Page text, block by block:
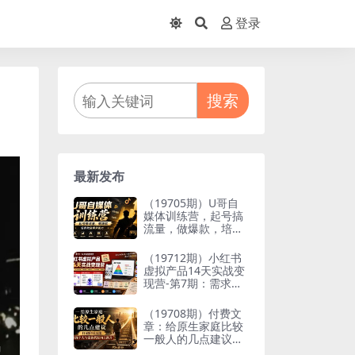
登录
搜索
最新发布
（19705期）U哥自
媒体训练营，起号搞
流量，做爆款，培养
（19712期）小红书
虚拟产品14天实战变
现营-第7期：需求挖
品矩阵×内容笔记×一
人公司进阶×全链路
（19708期）付费文
章：给原生家庭比较
一般人的几点建议，